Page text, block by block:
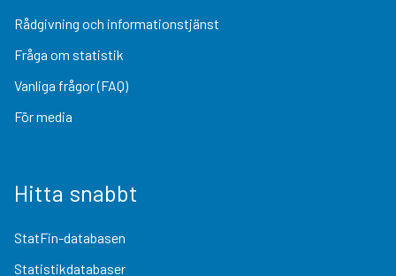
Rådgivning och informationstjänst
Fråga om statistik
Vanliga frågor (FAQ)
För media
Hitta snabbt
StatFin-databasen
Statistikdatabaser